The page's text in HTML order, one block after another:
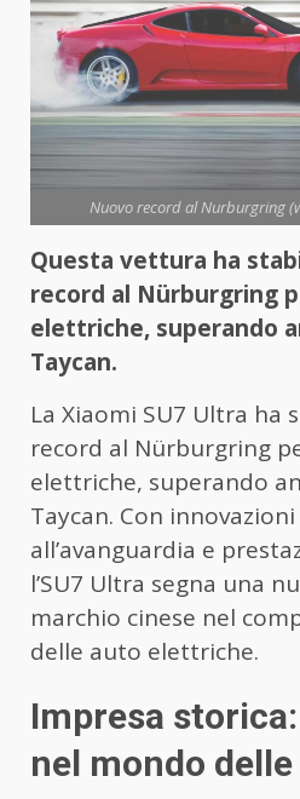
Nuovo record al Nurburgring
Questa vettura ha
record al Nürburgring
elettriche, superando
Taycan.
La Xiaomi SU7 Ultra ha
record al Nürburgring
elettriche, superando
Taycan. Con
all’avanguardia e
l’SU7 Ultra segna una
marchio cinese nel
delle auto elettriche.
Impresa
nel mondo